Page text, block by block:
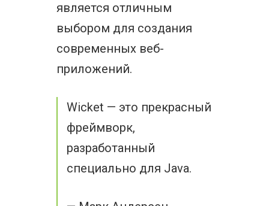
является отличным
выбором для создания
современных веб-
приложений.
Wicket — это прекрасный
фреймворк,
разработанный
специально для Java.